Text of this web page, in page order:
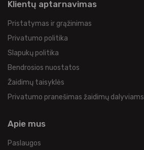
Klientų aptarnavimas
Pristatymas ir grąžinimas
Privatumo politika
Slapukų politika
Bendrosios nuostatos
Žaidimų taisyklės
Privatumo pranešimas žaidimų dalyviams
Apie mus
Paslaugos